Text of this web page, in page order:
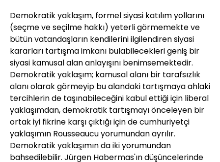
Demokratik yaklaşım, formel siyasi katılım yollarını
(seçme ve seçilme hakkı) yeterli görmemekte ve
bütün vatandaşların kendilerini ilgilendiren siyasi
kararları tartışma imkanı bulabilecekleri geniş bir
siyasi kamusal alan anlayışını benimsemektedir.
Demokratik yaklaşım; kamusal alanı bir tarafsızlık
alanı olarak görmeyip bu alandaki tartışmaya ahlaki
tercihlerin de taşınabileceğini kabul ettiği için liberal
yaklaşımdan, demokratik tartışmayı önceleyen bir
ortak iyi fikrine karşı çıktığı için de cumhuriyetçi
yaklaşımın Rousseaucu yorumundan ayrılır.
Demokratik yaklaşımın da iki yorumundan
bahsedilebilir. Jürgen Habermas'ın düşüncelerinde